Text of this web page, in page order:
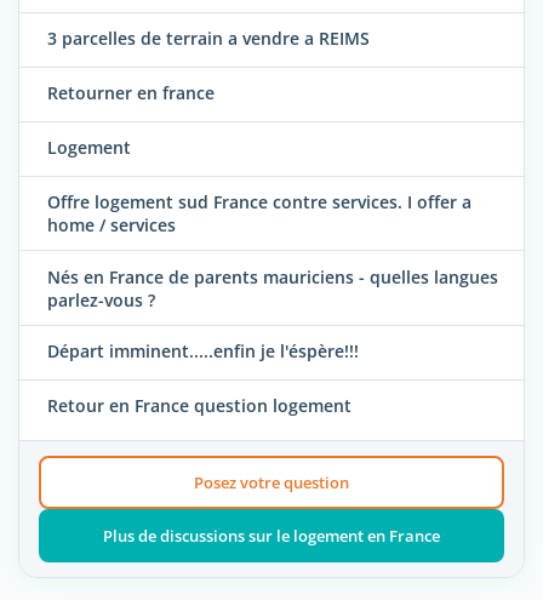
3 parcelles de terrain a vendre a REIMS
Retourner en france
Logement
Offre logement sud France contre services. I offer a
home / services
Nés en France de parents mauriciens - quelles langues
parlez-vous ?
Départ imminent.....enfin je l'éspère!!!
Retour en France question logement
Posez votre question
Plus de discussions sur le logement en France